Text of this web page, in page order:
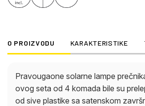
O PROIZVODU KARAKTERISTIKE
Pravougaone solarne lampe
ovog seta od 4 komada bile su
od sive plastike sa satenskom